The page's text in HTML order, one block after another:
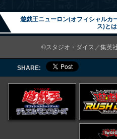
遊戯王ニューロン(オフィシャルカ
ス)とは
©スタジオ・ダイス／集英
SHARE: